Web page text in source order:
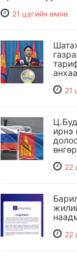
21 цагийн өмнө
21
ирнэ
22
22